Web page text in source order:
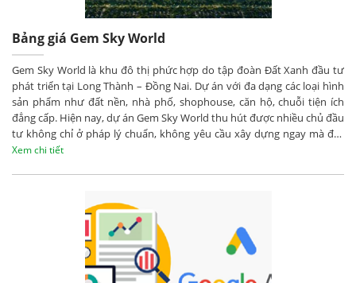
Bảng giá Gem Sky World
Gem Sky World là khu đô thị phức hợp do tập đoàn Đất Xanh đầu tư
phát triển tại Long Thành – Đồng Nai. Dự án với đa dạng các loại hình
sản phẩm như đất nền, nhà phố, shophouse, căn hộ, chuỗi tiện ích
đẳng cấp. Hiện nay, dự án Gem Sky World thu hút được nhiều chủ đầu
tư không chỉ ở pháp lý chuẩn, không yêu cầu xây dựng ngay mà đặc
biệt là bảng giá Gem Sky World vô cùng hấp dẫn.
Xem chi tiết